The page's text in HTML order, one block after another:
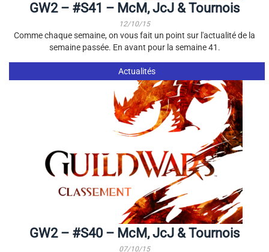
GW2 – #S41 – McM, JcJ & Tournois
12/10/15
Comme chaque semaine, on vous fait un point sur l'actualité de la
semaine passée. En avant pour la semaine 41.
Actualités
GW2 – #S40 – McM, JcJ & Tournois
07/10/15